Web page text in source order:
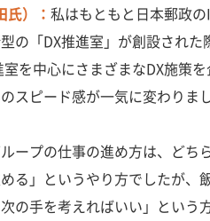
）： 私はもともと日本郵政
の「DX推進室」が創設され
を中心にさまざまなDX施策
スピード感が一気に変わりまし
ープの仕事の進め方は、どち
る」というやり方でしたが、
の手を考えればいい」という